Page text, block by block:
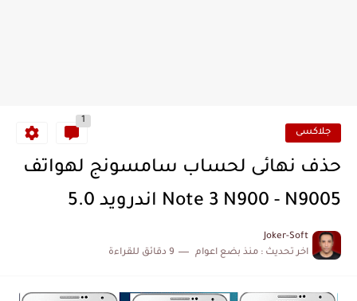
جلاكسى
1
حذف نهائى لحساب سامسونج لهواتف
Note 3 N900 - N9005 اندرويد 5.0
Joker-Soft
اخر تحديث : منذ بضع اعوام 9 دقائق للقراءة